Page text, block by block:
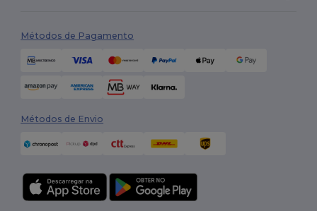
Métodos de Pagamento
Métodos de Envio